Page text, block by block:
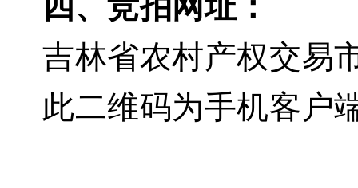
吉林省农村产权交易
此二维码为手机客户